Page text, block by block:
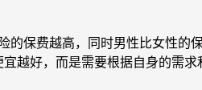
保费越高，同时男性比女性的
越好，而是需要根据自身的需